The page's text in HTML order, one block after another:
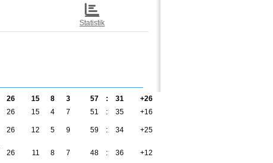
Statistik
26 15 8 3 57 : 31 +26
26 15 4 7 51 : 35 +16
26 12 5 9 59 : 34 +25
26 11 8 7 48 : 36 +12